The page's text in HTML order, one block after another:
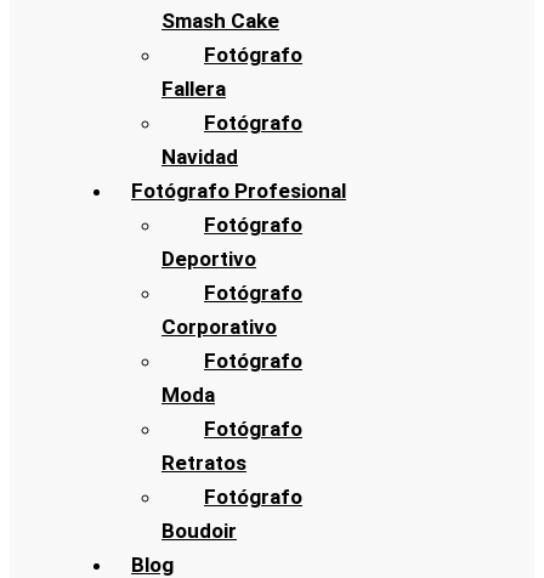
Smash Cake
Fotógrafo
Fallera
Fotógrafo
Navidad
Fotógrafo Profesional
Fotógrafo
Deportivo
Fotógrafo
Corporativo
Fotógrafo
Moda
Fotógrafo
Retratos
Fotógrafo
Boudoir
Blog